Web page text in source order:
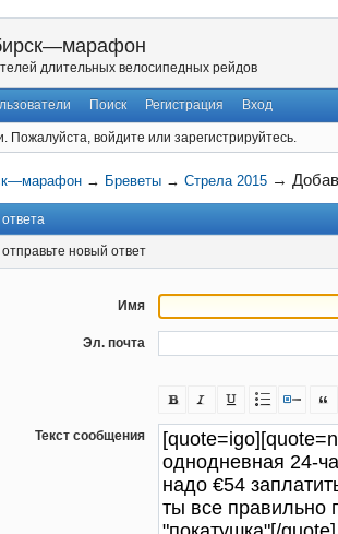
длительных велосипедных рейдов
Поиск Регистрация Вход
Пожалуйста, войдите или зарегистрируйтесь.
→ Бреветы →Стрела 2015 →
новый ответ
Имя
Эл. почта
Текст сообщения